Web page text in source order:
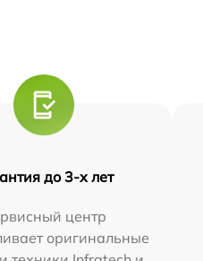
до 3-х лет
центр
оригинальные